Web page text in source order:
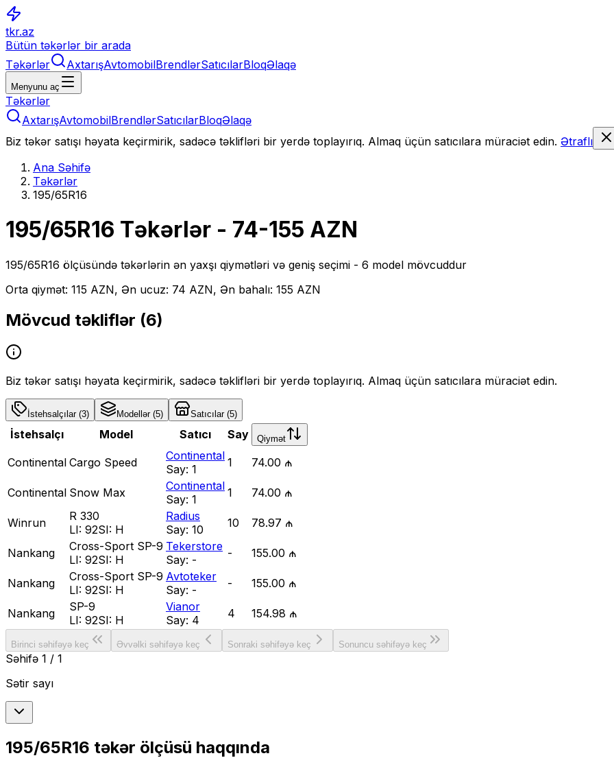
tkr.az
Bütün təkərlər bir arada
Təkərlər
AxtarışAvtomobilBrendlərSatıcılarBloqƏlaqə
Menyunu aç
Təkərlər
AxtarışAvtomobilBrendlərSatıcılarBloqƏlaqə
Biz təkər satışı həyata keçirmirik, sadəcə təklifləri bir yerdə toplayırıq. Almaq üçün satıcılara müraciət edin. Ətraflı
Ana Səhifə
Təkərlər
195/65R16
195/65R16 Təkərlər - 74-155 AZN
195/65R16 ölçüsündə təkərlərin ən yaxşı qiymətləri və geniş seçimi - 6 model mövcuddur
Orta qiymət: 115 AZN, Ən ucuz: 74 AZN, Ən bahalı: 155 AZN
Mövcud təkliflər (6)
Biz təkər satışı həyata keçirmirik, sadəcə təklifləri bir yerdə toplayırıq. Almaq üçün satıcılara müraciət edin.
İstehsalçılar(3) Modellər(5) Satıcılar(5)
İstehsalçı Model Satıcı Say Qiymət
Continental Cargo Speed
Continental
Say: 1 1 74.00 ₼
Continental Snow Max
Continental
Say: 1 1 74.00 ₼
Winrun
R 330
LI: 92SI: H
Radius
Say: 10 10 78.97 ₼
Nankang
Cross-Sport SP-9
LI: 92SI: H
Tekerstore
Say: - - 155.00 ₼
Nankang
Cross-Sport SP-9
LI: 92SI: H
Avtoteker
Say: - - 155.00 ₼
Nankang
SP-9
LI: 92SI: H
Vianor
Say: 4 4 154.98 ₼
Birinci səhifəyə keç Əvvəlki səhifəyə keç Sonraki səhifəyə keç Sonuncu səhifəyə keç
Səhifə 1 / 1
Sətir sayı
195/65R16 təkər ölçüsü haqqında